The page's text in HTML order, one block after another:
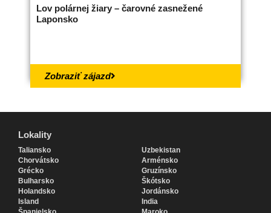
Lov polárnej žiary – čarovné zasnežené
Laponsko
Zobraziť zájazd
Lokality
Taliansko
Chorvátsko
Grécko
Bulharsko
Holandsko
Island
Uzbekistan
Arménsko
Gruzínsko
Škótsko
Jordánsko
India